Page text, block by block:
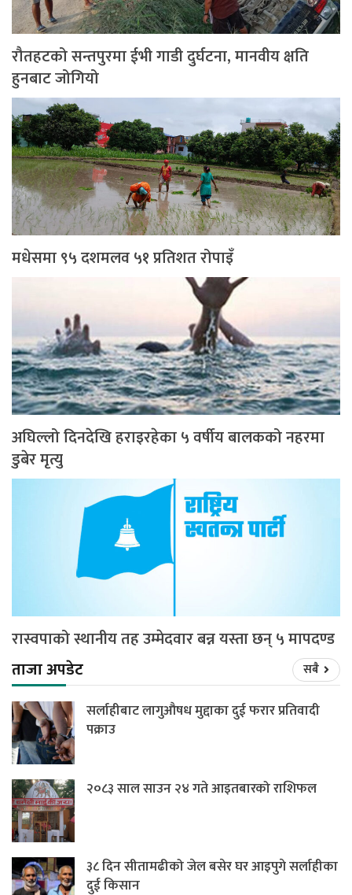
रौतहटको सन्तपुरमा ईभी गाडी दुर्घटना, मानवीय क्षति
हुनबाट जोगियो
मधेसमा ९५ दशमलव ५१ प्रतिशत रोपाइँ
अघिल्लो दिनदेखि हराइरहेका ५ वर्षीय बालकको नहरमा
डुबेर मृत्यु
रास्वपाको स्थानीय तह उम्मेदवार बन्न यस्ता छन् ५ मापदण्ड
ताजा अपडेट
सबै
सर्लाहीबाट लागुऔषध मुद्दाका दुई फरार प्रतिवादी
पक्राउ
२०८३ साल साउन २४ गते आइतबारको राशिफल
३८ दिन सीतामढीको जेल बसेर घर आइपुगे सर्लाहीका
दुई किसान